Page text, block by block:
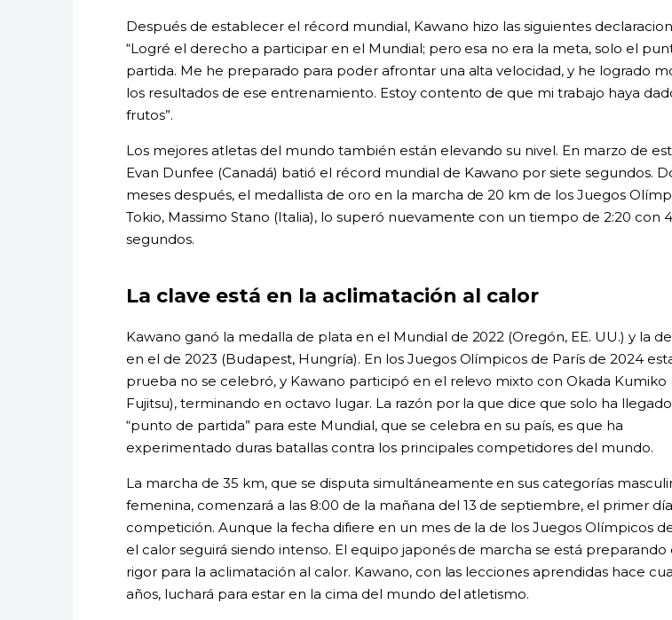
Después de establecer el récord mundial, Kawano hizo las siguientes
“Logré el derecho a participar en el Mundial; pero esa no era la meta, solo el
partida. Me he preparado para poder afrontar una alta velocidad, y he logrado
los resultados de ese entrenamiento. Estoy contento de que mi trabajo haya
frutos”.
Los mejores atletas del mundo también están elevando su nivel. En marzo de
Evan Dunfee (Canadá) batió el récord mundial de Kawano por siete segundos.
meses después, el medallista de oro en la marcha de 20 km de los Juegos
Tokio, Massimo Stano (Italia), lo superó nuevamente con un tiempo de 2:20 con
segundos.
La clave está en la aclimatación al calor
Kawano ganó la medalla de plata en el Mundial de 2022 (Oregón, EE. UU.) y la
en el de 2023 (Budapest, Hungría). En los Juegos Olímpicos de París de 2024
prueba no se celebró, y Kawano participó en el relevo mixto con Okada Kumiko
Fujitsu), terminando en octavo lugar. La razón por la que dice que solo ha
“punto de partida” para este Mundial, que se celebra en su país, es que ha
experimentado duras batallas contra los principales competidores del mundo.
La marcha de 35 km, que se disputa simultáneamente en sus categorías
femenina, comenzará a las 8:00 de la mañana del 13 de septiembre, el primer
competición. Aunque la fecha difiere en un mes de la de los Juegos Olímpicos
el calor seguirá siendo intenso. El equipo japonés de marcha se está preparando
rigor para la aclimatación al calor. Kawano, con las lecciones aprendidas hace
años, luchará para estar en la cima del mundo del atletismo.